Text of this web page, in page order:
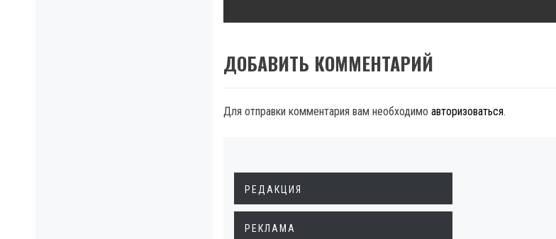
ДОБАВИТЬ КОММЕНТАРИЙ
Для отправки комментария вам необходимо авторизоваться.
РЕДАКЦИЯ
РЕКЛАМА